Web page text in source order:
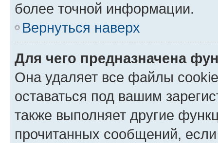
более точной информации.
Вернуться наверх
Для чего предназначена
Она удаляет все файлы
оставаться под вашим
также выполняет другие
прочитанных сообщений,